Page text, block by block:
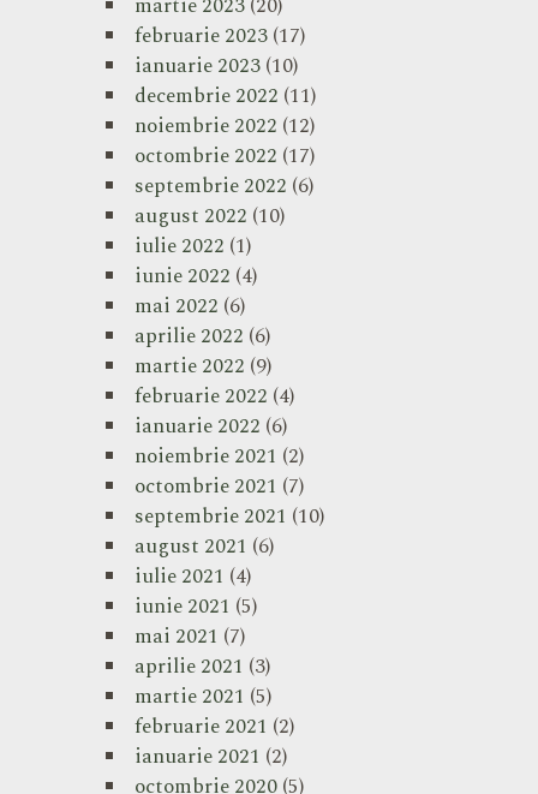
februarie 2023(17)
ianuarie 2023(10)
decembrie 2022 (11)
noiembrie 2022 (12)
octombrie 2022 (17)
septembrie 2022 (6)
august 2022 (10)
iulie 2022 (1)
iunie 2022 (4)
mai 2022 (6)
aprilie 2022 (6)
martie 2022 (9)
februarie 2022 (4)
ianuarie 2022 (6)
noiembrie 2021 (2)
octombrie 2021 (7)
septembrie 2021 (10)
august 2021 (6)
iulie 2021 (4)
iunie 2021 (5)
mai 2021 (7)
aprilie 2021 (3)
martie 2021 (5)
februarie 2021 (2)
ianuarie 2021 (2)
octombrie 2020(5)